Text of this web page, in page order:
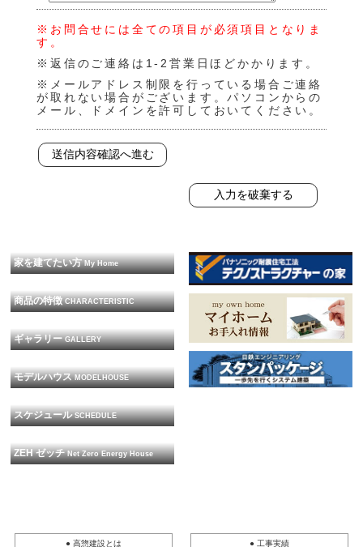
※お問合せには全ての項目が必須項目となりま
す。
※返信のご連絡は1-2営業日ほどかかります。
※メールアドレス制限を行っている場合ご連絡
が取れない場合がございます。パソコンからの
メール、ドメインを許可しておいてください。
家を建てたい方 My Home
商品の特徴 CHARACTERISTIC
ギャラリー GALLERY
モデルハウス MODELHOUSE
スケジュール SCHEDULE
ZEH ゼッチ Net Zero Energy House
● 高惣建設とは ● 工事実績